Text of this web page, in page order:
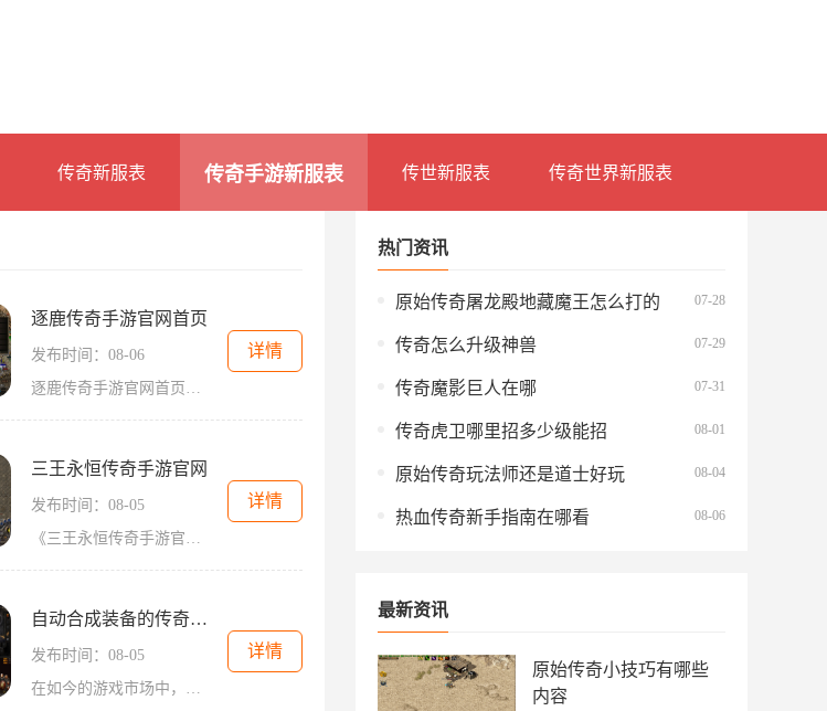
传奇新服表 传奇手游新服表 传世新服表 传奇世界新服表
逐鹿传奇手游官网首页
发布时间：08-06
逐鹿传奇手游官网首页是一个为广大玩家提供游戏信息和体验的专业平台，游戏以古代战争为背景，融合了策略、角色扮演和战争策略等元素，带给玩家无限的游戏乐趣。逐鹿传奇手游
详情
三王永恒传奇手游官网
发布时间：08-05
《三王永恒传奇手游官网》是一款备受玩家喜爱的手机游戏。该游戏以多元职业选择、精致的游戏画面和激烈的战斗为特色，带给玩家全新的游戏体验。本文将为大家详细介绍《三王永
详情
自动合成装备的传奇手游
发布时间：08-05
在如今的游戏市场中，传奇游戏一直拥有着极高的人气。作为一款经典的2D游戏，传奇以其独特的玩法和丰富的角色扮演元素吸引了无数玩家的关注。其中一款备受瞩目的传奇手游就是自
详情
热门资讯
原始传奇屠龙殿地藏魔王怎么打的 07-28
传奇怎么升级神兽 07-29
传奇魔影巨人在哪 07-31
传奇虎卫哪里招多少级能招 08-01
原始传奇玩法师还是道士好玩 08-04
热血传奇新手指南在哪看 08-06
最新资讯
原始传奇小技巧有哪些
内容